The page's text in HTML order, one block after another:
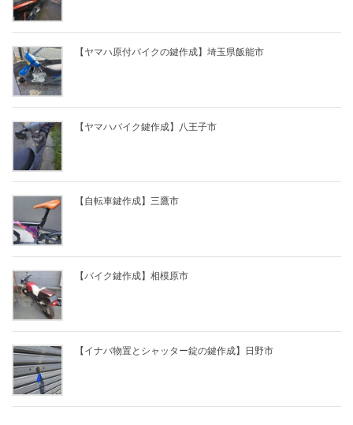
【ヤマハ原付バイクの鍵作成】埼玉県飯能市
【ヤマハバイク鍵作成】八王子市
【自転車鍵作成】三鷹市
【バイク鍵作成】相模原市
【イナバ物置とシャッター錠の鍵作成】日野市